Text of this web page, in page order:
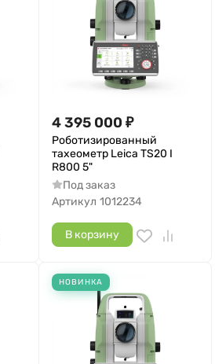
4 395 000 ₽
Роботизированный
тахеометр Leica TS20 I
R800 5"
Под заказ
Артикул 1012234
В корзину
НОВИНКА